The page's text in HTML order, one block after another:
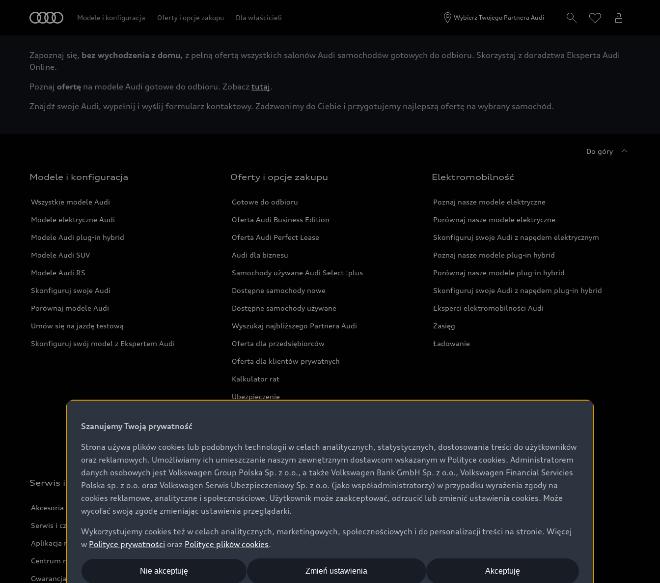
Modele i konfiguracja Oferty i opcje zakupu Dla właścicieli Wybierz Twojego Partnera Audi
Zapoznaj się, bez wychodzenia z domu, z pełną ofertą wszystkich salonów Audi samochodów gotowych do odbioru. Skorzystaj z doradztwa Eksperta Audi
Online.
Poznaj ofertę na modele Audi gotowe do odbioru. Zobacz tutaj.
Znajdź swoje Audi, wypełnij i wyślij formularz kontaktowy. Zadzwonimy do Ciebie i przygotujemy najlepszą ofertę na wybrany samochód.
Do góry
Modele i konfiguracja
Wszystkie modele Audi
Modele elektryczne Audi
Modele Audi plug-in hybrid
Modele Audi SUV
Modele Audi RS
Skonfiguruj swoje Audi
Porównaj modele Audi
Umów się na jazdę testową
Skonfiguruj swój model z Ekspertem Audi
Oferty i opcje zakupu
Gotowe do odbioru
Oferta Audi Business Edition
Oferta Audi Perfect Lease
Audi dla biznesu
Samochody używane Audi Select :plus
Dostępne samochody nowe
Dostępne samochody używane
Wyszukaj najbliższego Partnera Audi
Oferta dla przedsiębiorców
Oferta dla klientów prywatnych
Kalkulator rat
Ubezpieczenie
Audi exclusive
Elektromobilność
Poznaj nasze modele elektryczne
Porównaj nasze modele elektryczne
Skonfiguruj swoje Audi z napędem elektrycznym
Poznaj nasze modele plug-in hybrid
Porównaj nasze modele plug-in hybrid
Skonfiguruj swoje Audi z napędem plug-in hybrid
Eksperci elektromobilności Audi
Zasięg
Ładowanie
Serwis i akcesoria
Akcesoria
Serwis i części
Aplikacja myAudi i usługi cyfrowe
Centrum napraw powypadkowych
Gwarancja
Świat Audi
Aktualności i historie postępu
Audi Nuvolari
Audi Sport Festiwal
Audi i Muzeum Sztuki Nowoczesnej w Warszawie
Szanujemy Twoją prywatność
Strona używa plików cookies lub podobnych technologii w celach analitycznych, statystycznych, dostosowania treści do użytkowników
oraz reklamowych. Umożliwiamy ich umieszczanie naszym zewnętrznym dostawcom wskazanym w Polityce cookies. Administratorem
danych osobowych jest Volkswagen Group Polska Sp. z o.o., a także Volkswagen Bank GmbH Sp. z o.o., Volkswagen Financial Servicies
Polska sp. z o.o. oraz Volkswagen Serwis Ubezpieczeniowy Sp. z o.o. (jako współadministratorzy) w przypadku wyrażenia zgody na
cookies reklamowe, analityczne i społecznościowe. Użytkownik może zaakceptować, odrzucić lub zmienić ustawienia cookies. Może
wycofać swoją zgodę zmieniając ustawienia przeglądarki.
Wykorzystujemy cookies też w celach analitycznych, marketingowych, społecznościowych i do personalizacji treści na stronie. Więcej
w Polityce prywatności oraz Polityce plików cookies.
Akceptuję
Nie akceptuję Zmień ustawienia